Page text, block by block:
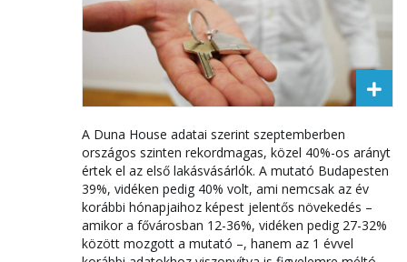
A Duna House adatai szerint szeptemberben
országos szinten rekordmagas, közel 40%-os arányt
értek el az első lakásvásárlók. A mutató Budapesten
39%, vidéken pedig 40% volt, ami nemcsak az év
korábbi hónapjaihoz képest jelentős növekedés –
amikor a fővárosban 12-36%, vidéken pedig 27-32%
között mozgott a mutató –, hanem az 1 évvel